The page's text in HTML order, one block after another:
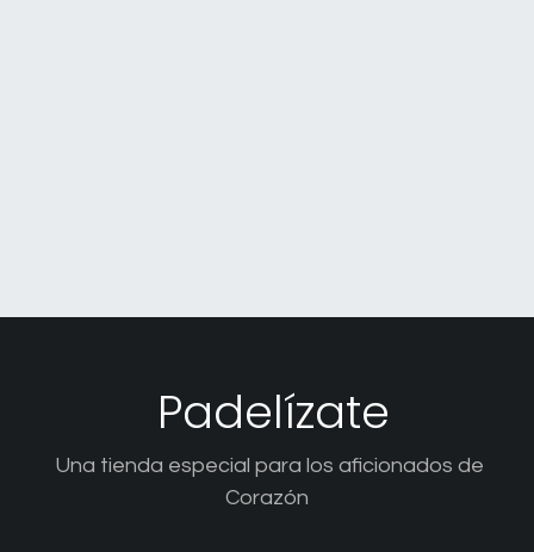
Padelízate
Una tienda especial para los aficionados de
Corazón